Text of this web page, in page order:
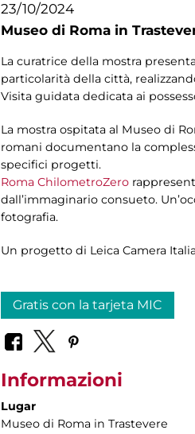
23/10/2024
Museo di Roma in
La curatrice della mostra
particolarità della città,
Visita guidata dedicata ai
La mostra ospitata al Museo di
romani documentano la
specifici progetti.
Roma ChilometroZero
dall’immaginario consueto.
fotografia.
Un progetto di Leica Camera
Gratis con la tarjeta MIC
Informazioni
Lugar
Museo di Roma in Trastevere